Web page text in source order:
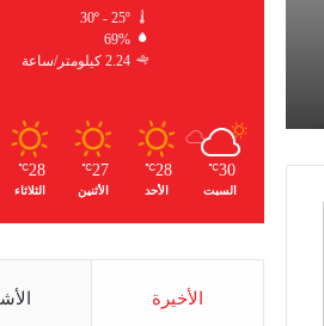
30º - 25º
69%
2.24 كيلومتر/ساعة
30
℃
السبت
28
℃
الأحد
27
℃
الأثنين
28
℃
الثلاثاء
الأخيرة